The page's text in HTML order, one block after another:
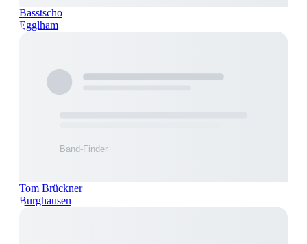
Basstscho
Egglham
Tom Brückner
Burghausen